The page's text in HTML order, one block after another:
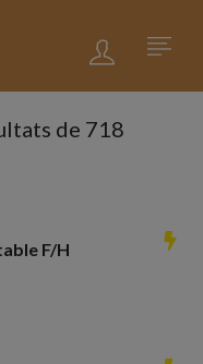
de 718
F/H